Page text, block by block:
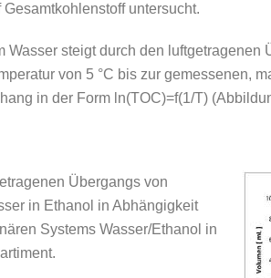
untersucht.
Wasser steigt durch den luftgetragenen
von 5 °C bis zur gemessenen,
in der Form ln(TOC)=f(1/T)
Übergangs von
in Ethanol in Abhängigkeit
Systems Wasser/Ethanol in